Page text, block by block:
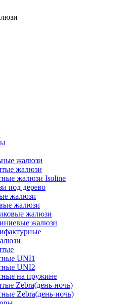
жалюзи
жалюзи
жалюзи Isoline
под дерево
жалюзи
жалюзи
жалюзи
жалюзи
UNI1
UNI2
на пружине
Zebra(день-ночь)
Zebra(день-ночь)